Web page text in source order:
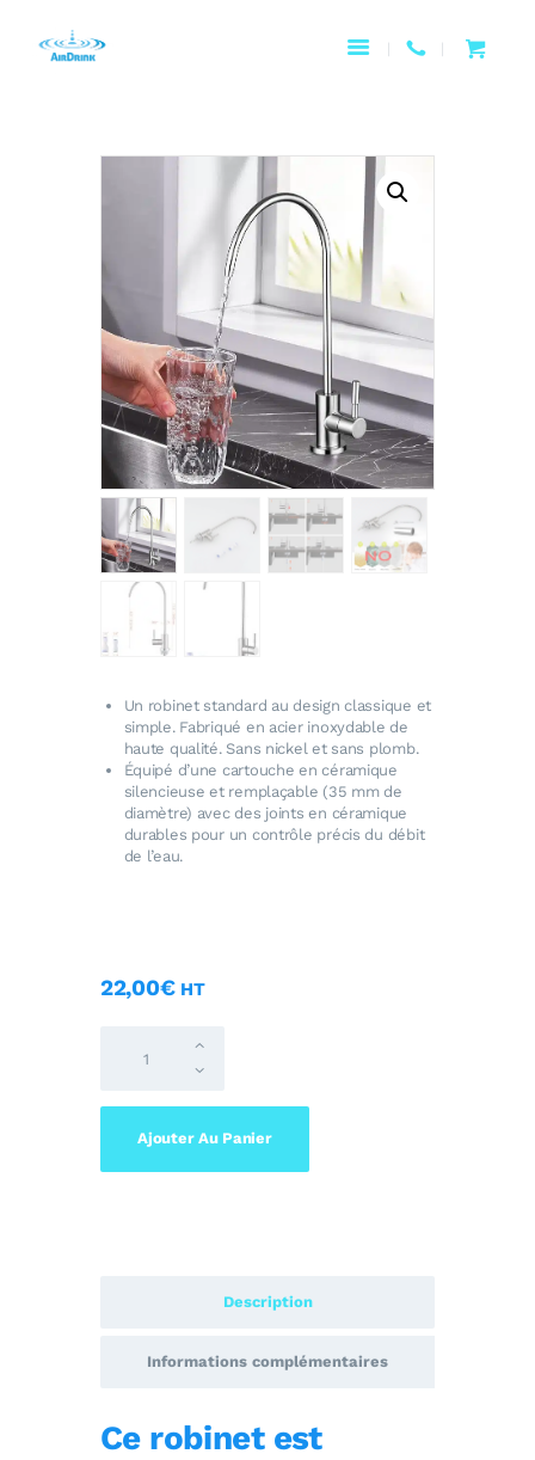
Un robinet standard au design classique et
simple. Fabriqué en acier inoxydable de
haute qualité. Sans nickel et sans plomb.
Équipé d’une cartouche en céramique
silencieuse et remplaçable (35 mm de
diamètre) avec des joints en céramique
durables pour un contrôle précis du débit
de l’eau.
22,00€ HT
Ajouter Au Panier
Description
Informations complémentaires
Ce robinet est